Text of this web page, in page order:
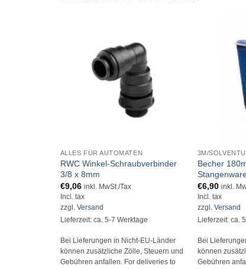
ALLES FÜR AUTOMATEN
RWC Winkel-Schraubverbinder
3/8 x 8mm
€9,06 inkl. MwSt./Tax
Incl. tax
zzgl. Versand
Lieferzeit: ca. 5-7 Werktage
Bei Lieferungen in Nicht-EU-Länder
können zusätzliche Zölle, Steuern und
Gebühren anfallen. For deliveries to
3M/
Becher
€6,90 inkl.
Incl. tax
zzgl. Versand
Lieferzeit: ca.
Bei
können
Gebühren